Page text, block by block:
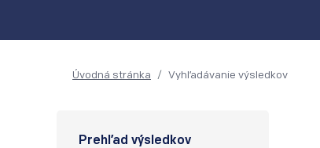
Úvodná stránka Vyhľadávanie výsledkov
Prehľad výsledkov